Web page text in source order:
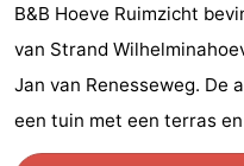
breakfasts)
Hotels
Vakantiehuizen
B&B Hoeve Ruimzicht
van Strand
Jan van Renesseweg. De
een tuin met een terras